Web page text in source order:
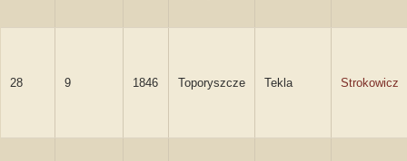
28 9 1846 Toporyszcze Tekla Strokowicz